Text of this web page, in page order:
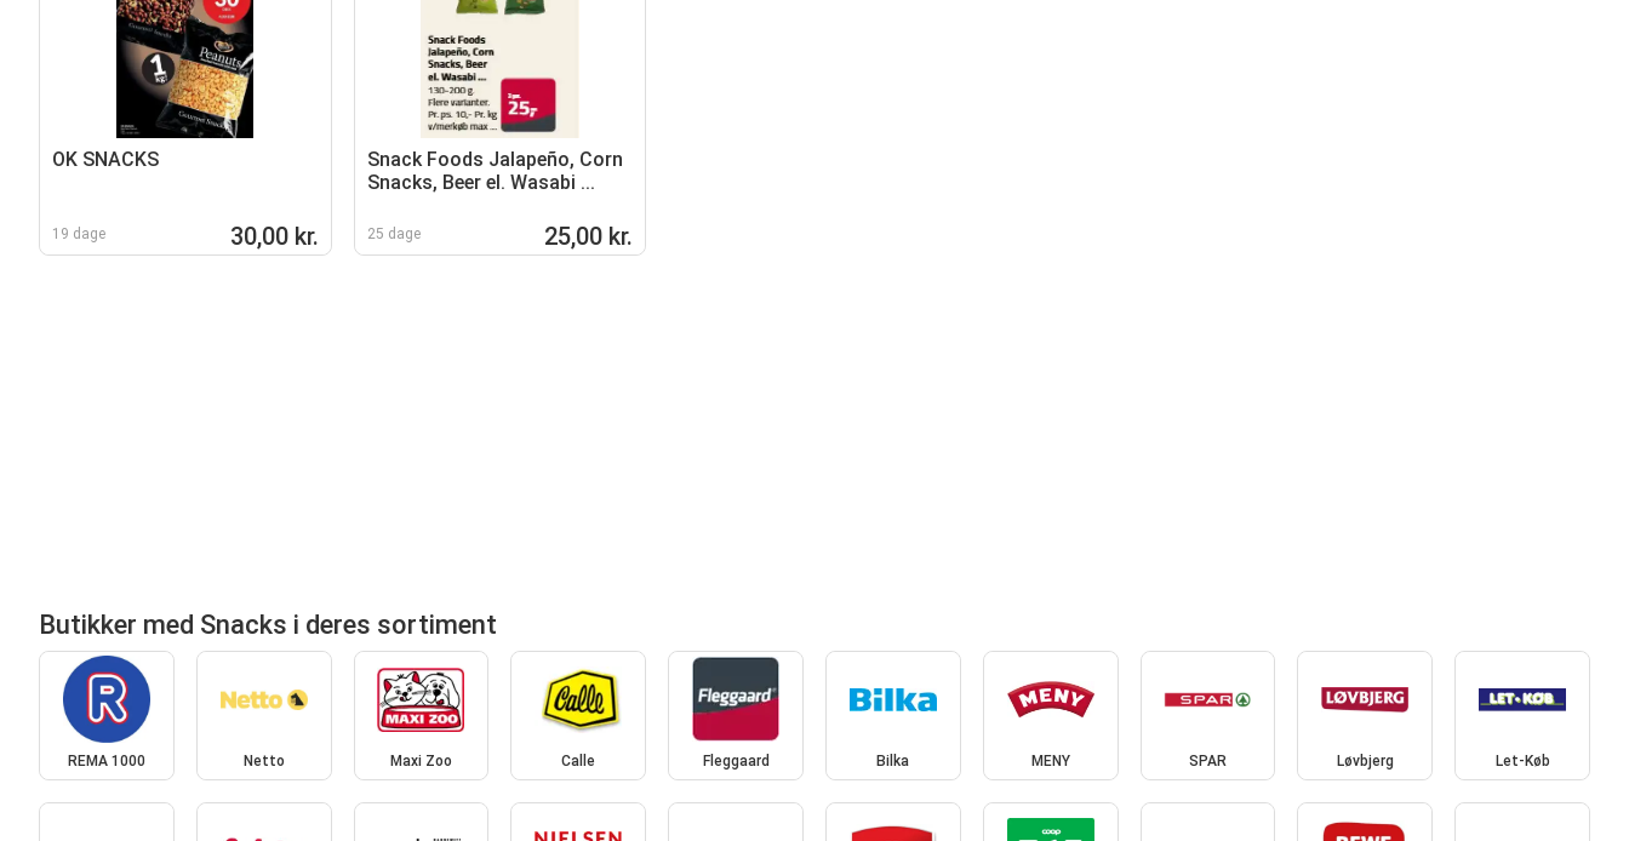
OK SNACKS
19 dage 30,00 kr.
Snack Foods Jalapeño, Corn
Snacks, Beer el. Wasabi ...
25 dage 25,00 kr.
Butikker med Snacks i deres sortiment
REMA 1000 Netto Maxi Zoo Calle Fleggaard Bilka MENY SPAR Løvbjerg Let-Køb